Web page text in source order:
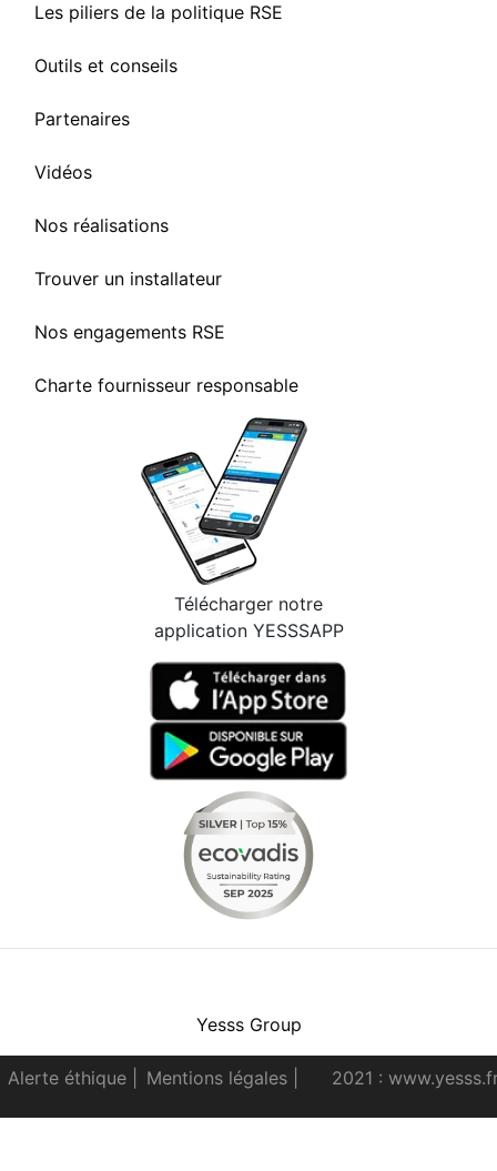
Les piliers de la politique RSE
Outils et conseils
Partenaires
Vidéos
Nos réalisations
Trouver un installateur
Nos engagements RSE
Charte fournisseur responsable
Télécharger notre
application YESSSAPP
Yesss Group
Alerte éthique Mentions légales 2021 :